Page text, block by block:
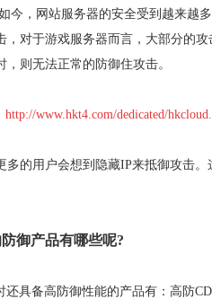
今，网站服务器的安全受到越来越
，对于游戏服务器而言，大部分的
则无法正常的防御住攻击。
http://www.hkt4.com/dedicated/
多的用户会想到隐藏IP来抵御攻击
御产品有哪些呢?
还具备高防御性能的产品有：高防